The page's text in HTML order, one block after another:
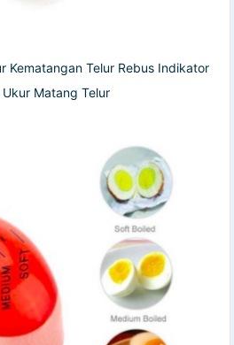
Kematangan Telur Rebus Indikator
Ukur Matang Telur